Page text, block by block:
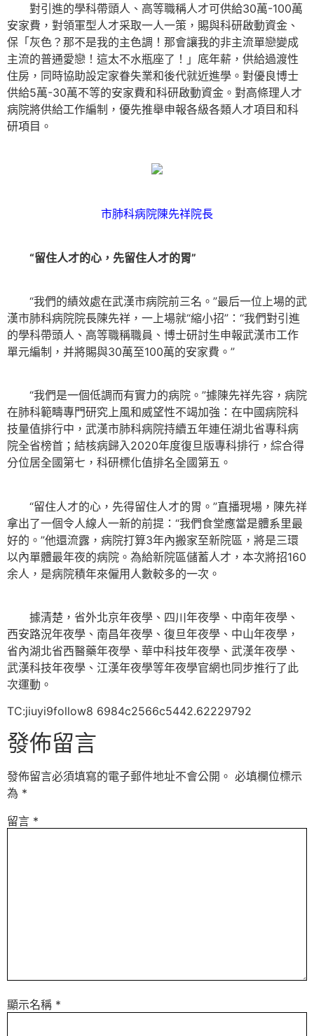
對引進的學科帶頭人、高等職稱人才可供給30萬-100萬
安家費，對領軍型人才采取一人一策，賜與科研啟動資金、
保「灰色？那不是我的主色調！那會讓我的非主流單戀變成
主流的普通愛戀！這太不水瓶座了！」底年薪，供給過渡性
住房，同時協助設定家眷失業和後代就近進學。對優良博士
供給5萬-30萬不等的安家費和科研啟動資金。對高條理人才
病院將供給工作編制，優先推舉申報各級各類人才項目和科
研項目。
市肺科病院陳先祥院長
“留住人才的心，先留住人才的胃”
“我們的績效處在武漢市病院前三名。”最后一位上場的武
漢市肺科病院院長陳先祥，一上場就“縮小招”：“我們對引進
的學科帶頭人、高等職稱職員、博士研討生申報武漢市工作
單元編制，并將賜與30萬至100萬的安家費。”
“我們是一個低調而有實力的病院。”據陳先祥先容，病院
在肺科範疇專門研究上風和威望性不竭加強：在中國病院科
技量值排行中，武漢市肺科病院持續五年連任湖北省專科病
院全省榜首；結核病歸入2020年度復旦版專科排行，綜合得
分位居全國第七，科研標化值排名全國第五。
“留住人才的心，先得留住人才的胃。”直播現場，陳先祥
拿出了一個令人線人一新的前提：“我們食堂應當是體系里最
好的。”他還流露，病院打算3年內搬家至新院區，將是三環
以內單體最年夜的病院。為給新院區儲蓄人才，本次將招160
余人，是病院積年來僱用人數較多的一次。
據清楚，省外北京年夜學、四川年夜學、中南年夜學、
西安路況年夜學、南昌年夜學、復旦年夜學、中山年夜學，
省內湖北省西醫藥年夜學、華中科技年夜學、武漢年夜學、
武漢科技年夜學、江漢年夜學等年夜學官網也同步推行了此
次運動。
TC:jiuyi9follow8 6984c2566c5442.62229792
發佈留言
發佈留言必須填寫的電子郵件地址不會公開。 必填欄位標示
為 *
留言 *
顯示名稱 *